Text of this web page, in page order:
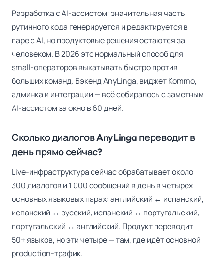
Разработка с AI-ассистом: значительная часть
рутинного кода генерируется и редактируется в
паре с AI, но продуктовые решения остаются за
человеком. В 2026 это нормальный способ для
small-операторов выкатывать быстро против
больших команд. Бэкенд AnyLinga, виджет Kommo,
админка и интеграции — всё собиралось с заметным
AI-ассистом за окно в 60 дней.
Сколько диалогов AnyLinga переводит в
день прямо сейчас?
Live-инфраструктура сейчас обрабатывает около
300 диалогов и 1 000 сообщений в день в четырёх
основных языковых парах: английский ↔ испанский,
испанский ↔ русский, испанский ↔ португальский,
португальский ↔ английский. Продукт переводит
50+ языков, но эти четыре — там, где идёт основной
production-трафик.